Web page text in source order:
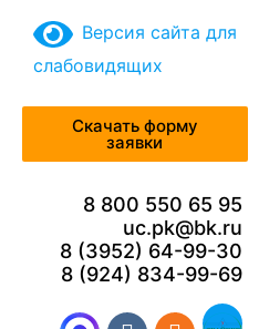
Версия сайта для
слабовидящих
Скачать форму
заявки
8 800 550 65 95
uc.pk@bk.ru
8 (3952) 64-99-30
8 (924) 834-99-69